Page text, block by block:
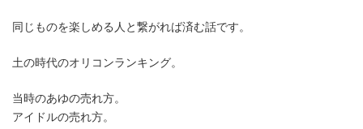
同じものを楽しめる人と繋がれば済む話です。
土の時代のオリコンランキング。
当時のあゆの売れ方。
アイドルの売れ方。